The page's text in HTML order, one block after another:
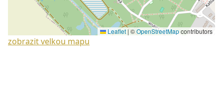
Leaflet |©OpenStreetMapcontributors
zobrazit velkou mapu